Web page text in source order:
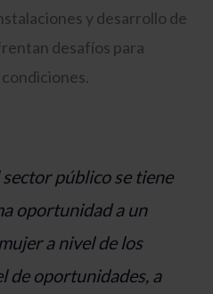
y desarrollo de
desafíos para
público se tiene
oportunidad a un
a nivel de los
de oportunidades, a